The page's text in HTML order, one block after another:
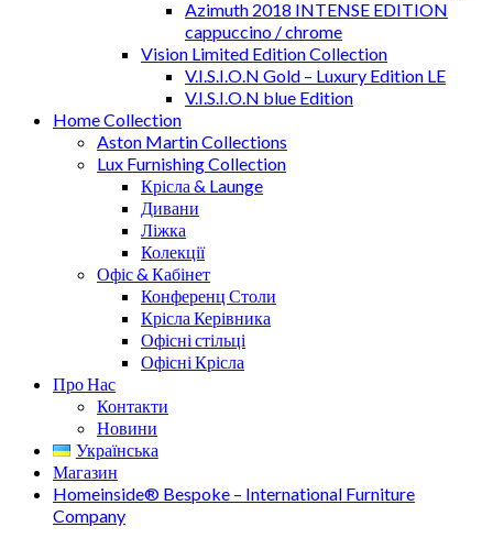
Azimuth 2018 INTENSE EDITION
cappuccino / chrome
Vision Limited Edition Collection
V.I.S.I.O.N Gold – Luxury Edition LE
V.I.S.I.O.N blue Edition
Home Collection
Aston Martin Collections
Lux Furnishing Collection
Крісла & Launge
Дивани
Ліжка
Колекції
Офіс & Кабінет
Конференц Столи
Крісла Керівника
Офісні стільці
Офісні Крісла
Про Нас
Контакти
Новини
Українська
Магазин
Homeinside® Bespoke – International Furniture
Company